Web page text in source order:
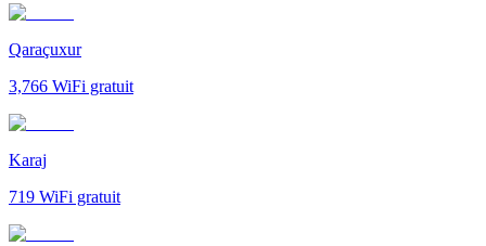
Qaraçuxur
3,766 WiFi gratuit
Karaj
719 WiFi gratuit